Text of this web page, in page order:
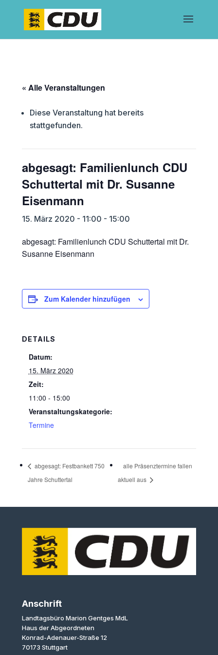
« Alle Veranstaltungen
Diese Veranstaltung hat bereits
stattgefunden.
abgesagt: Familienlunch CDU
Schuttertal mit Dr. Susanne
Eisenmann
15. März 2020 - 11:00 - 15:00
abgesagt: Familienlunch CDU Schuttertal mit Dr.
Susanne Eisenmann
Zum Kalender hinzufügen
DETAILS
Datum:
15. März 2020
Zeit:
11:00 - 15:00
Veranstaltungskategorie:
Termine
abgesagt: Festbankett 750
Jahre Schuttertal
alle Präsenztermine fallen
aktuell aus
Anschrift
Landtagsbüro Marion Gentges MdL
Haus der Abgeordneten
Konrad-Adenauer-Straße 12
70173 Stuttgart